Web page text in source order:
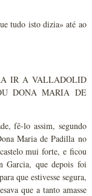
tudo isto dizia» até ao
IR A VALLADOLID
DONA MARIA DE
fê-lo assim, segundo
Maria de Padilla no
mui forte, e ficou
Garcia, que depois foi
que estivesse segura,
que a tanto amasse